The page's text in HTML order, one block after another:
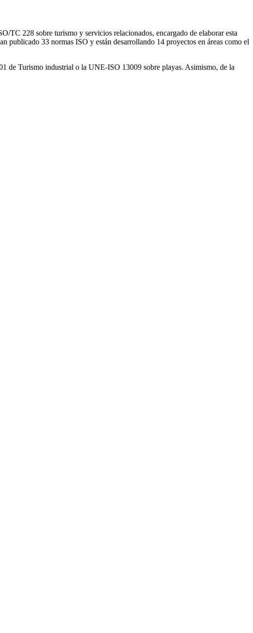
TC 228 sobre turismo y servicios relacionados, encargado de elaborar esta
publicado 33 normas ISO y están desarrollando 14 proyectos en áreas como el
de Turismo industrial o la UNE-ISO 13009 sobre playas. Asimismo, de la